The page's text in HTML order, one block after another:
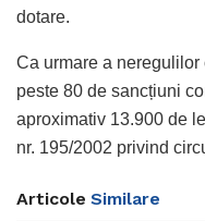
dotare.
Ca urmare a
peste 80 de sancțiuni
aproximativ 13.900 de
nr. 195/2002 privind
Articole Similare